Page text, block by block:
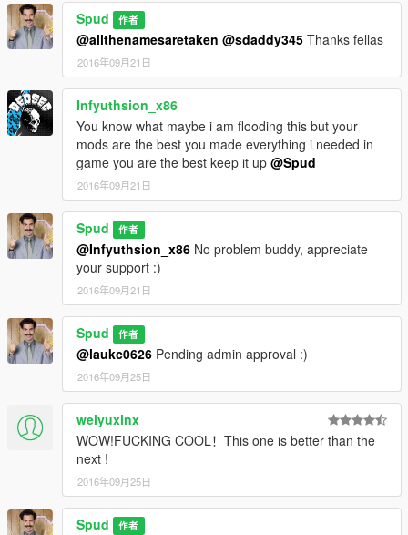
Spud 作者
@allthenamesaretaken @sdaddy345 Thanks fellas
2016年09月21日
Infyuthsion_x86
You know what maybe i am flooding this but your
mods are the best you made everything i needed in
game you are the best keep it up @Spud
2016年09月21日
Spud 作者
@Infyuthsion_x86 No problem buddy, appreciate
your support :)
2016年09月21日
Spud 作者
@laukc0626 Pending admin approval :)
2016年09月25日
weiyuxinx
WOW!FUCKING COOL！This one is better than the
next !
2016年09月25日
Spud 作者